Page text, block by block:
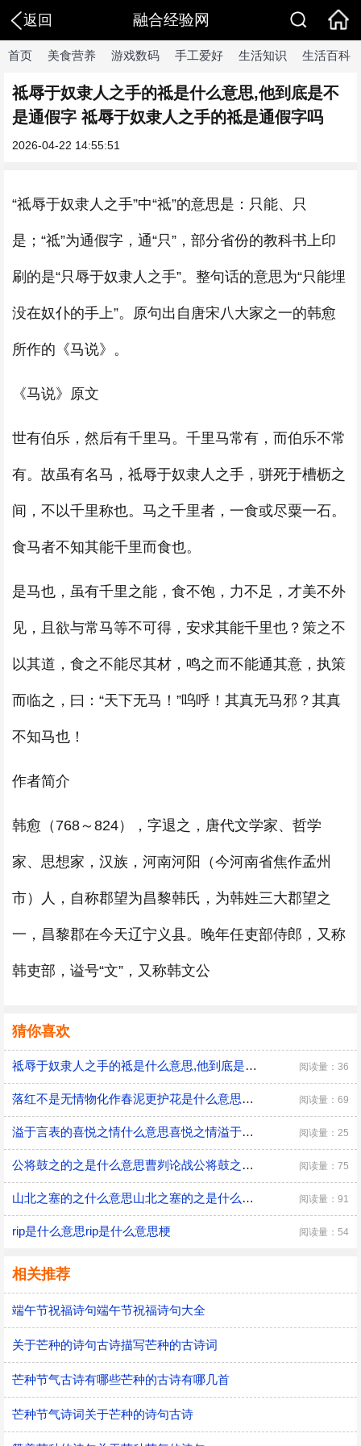
返回 融合经验网
首页 美食营养 游戏数码 手工爱好 生活知识 生活百科
祗辱于奴隶人之手的祗是什么意思,他到底是不
是通假字 祗辱于奴隶人之手的祗是通假字吗
2026-04-22 14:55:51
“祗辱于奴隶人之手”中“祗”的意思是：只能、只
是；“祗”为通假字，通“只”，部分省份的教科书上印
刷的是“只辱于奴隶人之手”。整句话的意思为“只能埋
没在奴仆的手上”。原句出自唐宋八大家之一的韩愈
所作的《马说》。
《马说》原文
世有伯乐，然后有千里马。千里马常有，而伯乐不常
有。故虽有名马，祗辱于奴隶人之手，骈死于槽枥之
间，不以千里称也。马之千里者，一食或尽粟一石。
食马者不知其能千里而食也。
是马也，虽有千里之能，食不饱，力不足，才美不外
见，且欲与常马等不可得，安求其能千里也？策之不
以其道，食之不能尽其材，鸣之而不能通其意，执策
而临之，曰：“天下无马！”呜呼！其真无马邪？其真
不知马也！
作者简介
韩愈（768～824），字退之，唐代文学家、哲学
家、思想家，汉族，河南河阳（今河南省焦作孟州
市）人，自称郡望为昌黎韩氏，为韩姓三大郡望之
一，昌黎郡在今天辽宁义县。晚年任吏部侍郎，又称
韩吏部，谥号“文”，又称韩文公
猜你喜欢
祗辱于奴隶人之手的祗是什么意思,他到底是不是通假字祗辱于奴隶人之手的祗是通假字吗 阅读量：36
落红不是无情物化作春泥更护花是什么意思落红不是无情物化作春泥更护花是什么意思呢 阅读量：69
溢于言表的喜悦之情什么意思喜悦之情溢于言表是什么意思 阅读量：25
公将鼓之的之是什么意思曹刿论战公将鼓之的之是什么意思 阅读量：75
山北之塞的之什么意思山北之塞的之是什么意思 阅读量：91
rip是什么意思rip是什么意思梗 阅读量：54
相关推荐
端午节祝福诗句端午节祝福诗句大全
关于芒种的诗句古诗描写芒种的古诗词
芒种节气古诗有哪些芒种的古诗有哪几首
芒种节气诗词关于芒种的诗句古诗